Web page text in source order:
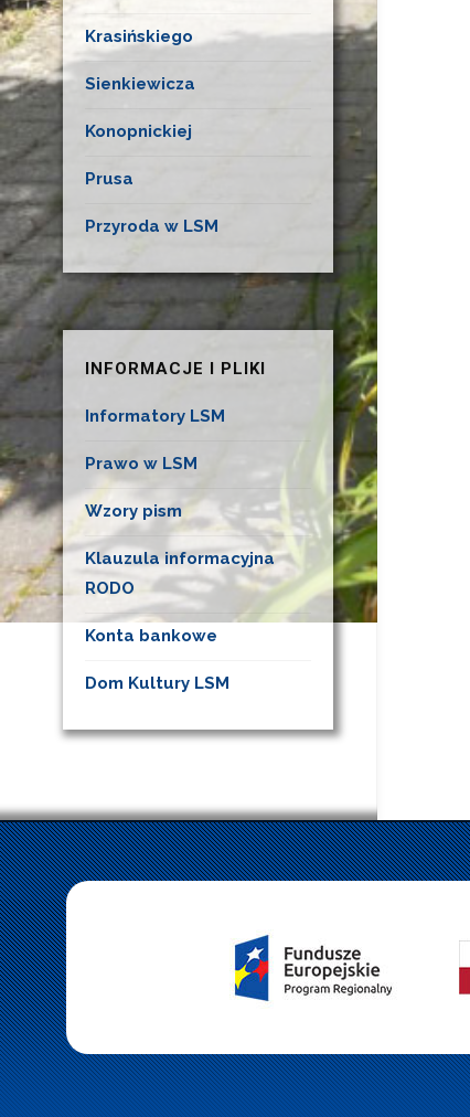
Krasińskiego
Sienkiewicza
Konopnickiej
Prusa
Przyroda w LSM
INFORMACJE I PLIKI
Informatory LSM
Prawo w LSM
Wzory pism
Klauzula informacyjna
RODO
Konta bankowe
Dom Kultury LSM